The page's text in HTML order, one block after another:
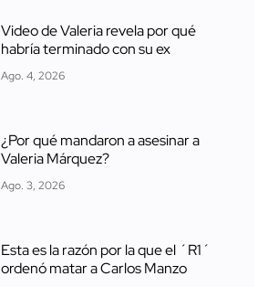
Video de Valeria revela por qué
habría terminado con su ex
Ago. 4, 2026
¿Por qué mandaron a asesinar a
Valeria Márquez?
Ago. 3, 2026
Esta es la razón por la que el ´R1´
ordenó matar a Carlos Manzo